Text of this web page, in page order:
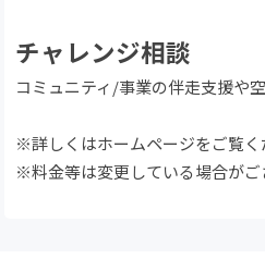
​チャレンジ相談
コミュニティ/事業の伴走支援や
※詳しくはホームページをご覧く
※料金等は変更している場合がご